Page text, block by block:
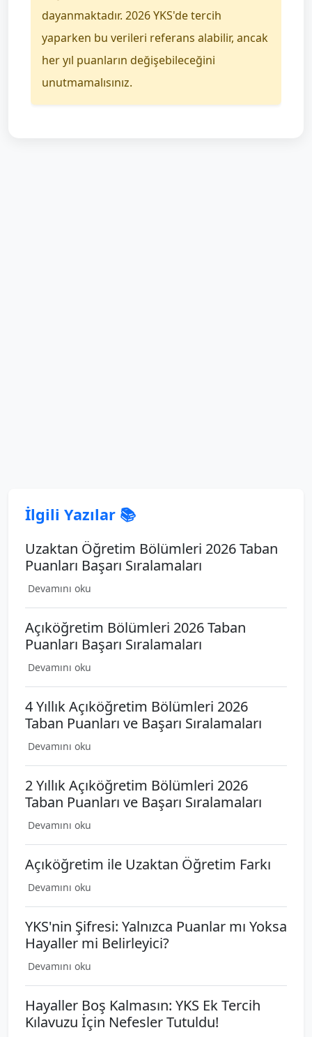
dayanmaktadır. 2026 YKS'de tercih
yaparken bu verileri referans alabilir, ancak
her yıl puanların değişebileceğini
unutmamalısınız.
İlgili Yazılar 📚
Uzaktan Öğretim Bölümleri 2026 Taban
Puanları Başarı Sıralamaları
Devamını oku
Açıköğretim Bölümleri 2026 Taban
Puanları Başarı Sıralamaları
Devamını oku
4 Yıllık Açıköğretim Bölümleri 2026
Taban Puanları ve Başarı Sıralamaları
Devamını oku
2 Yıllık Açıköğretim Bölümleri 2026
Taban Puanları ve Başarı Sıralamaları
Devamını oku
Açıköğretim ile Uzaktan Öğretim Farkı
Devamını oku
YKS'nin Şifresi: Yalnızca Puanlar mı Yoksa
Hayaller mi Belirleyici?
Devamını oku
Hayaller Boş Kalmasın: YKS Ek Tercih
Kılavuzu İçin Nefesler Tutuldu!